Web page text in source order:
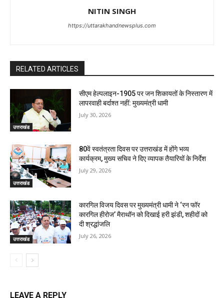
NITIN SINGH
https://uttarakhandnewsplus.com
RELATED ARTICLES
उत्तराखंड
सीएम हेल्पलाइन-1905 पर जन शिकायतों के निस्तारण में
लापरवाही बर्दाश्त नहीं: मुख्यमंत्री धामी
July 30, 2026
उत्तराखंड
80वें स्वतंत्रता दिवस पर उत्तराखंड में होंगे भव्य
कार्यक्रम, मुख्य सचिव ने दिए व्यापक तैयारियों के निर्देश
July 29, 2026
उत्तराखंड
कारगिल विजय दिवस पर मुख्यमंत्री धामी ने ‘रन फॉर
कारगिल हीरोज’ मैराथॉन को दिखाई हरी झंडी, शहीदों को
दी श्रद्धांजलि
July 26, 2026
LEAVE A REPLY